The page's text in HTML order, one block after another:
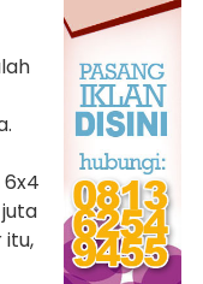
itu,